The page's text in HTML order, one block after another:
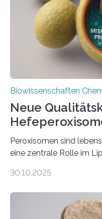
Biowissenschaften
Neue
Peroxisomen sind
eine zentrale Rolle im
erfüllen können, müssen
der Ruhr-Universität
und Dr. Ismaila Francis
30.10.2025